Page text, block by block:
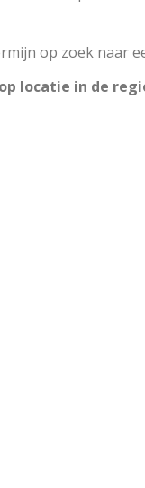
op zoek naar
locatie in de